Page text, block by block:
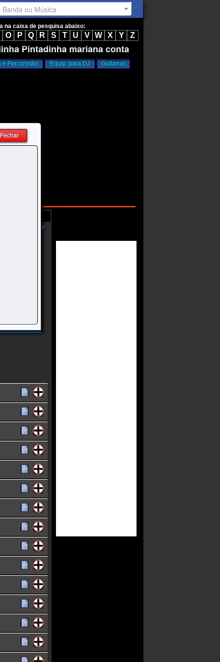
na caixa de pesquisa abaixo:
O P Q R S T U V W X Y Z
Pintadinha mariana conta
e Percurssão Equip. para DJ Guitarras
Fechar
Músicas Online
Banda ou Música